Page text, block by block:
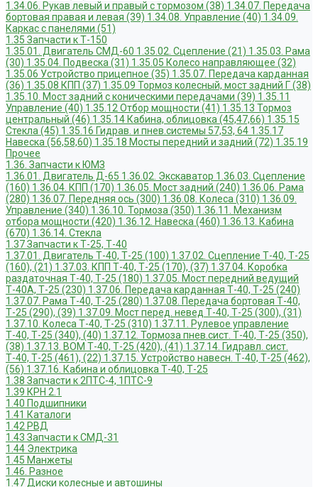
1.34.06. Рукав левый и правый с тормозом (38) 1.34.07. Передача
бортовая правая и левая (39) 1.34.08. Управление (40) 1.34.09.
Каркас с панелями (51)
1.35 Запчасти к Т-150
1.35.01. Двигатель СМД-60 1.35.02. Сцепление (21) 1.35.03. Рама
(30) 1.35.04. Подвеска (31) 1.35.05 Колесо направляющее (32)
1.35.06 Устройство прицепное (35) 1.35.07. Передача карданная
(36) 1.35.08 КПП (37) 1.35.09 Тормоз колесный, мост задний Г (38)
1.35.10. Мост задний с коническими передачами (39) 1.35.11
Управление (40) 1.35.12 Отбор мощности (41) 1.35.13 Тормоз
центральный (46) 1.35.14 Кабина, облицовка (45,47,66) 1.35.15
Стекла (45) 1.35.16 Гидрав. и пнев.системы 57,53, 64 1.35.17
Навеска (56,58,60) 1.35.18 Мосты передний и задний (72) 1.35.19
Прочее
1.36. Запчасти к ЮМЗ
1.36.01. Двигатель Д-65 1.36.02. Экскаватор 1.36.03. Сцепление
(160) 1.36.04. КПП (170) 1.36.05. Мост задний (240) 1.36.06. Рама
(280) 1.36.07. Передняя ось (300) 1.36.08. Колеса (310) 1.36.09.
Управление (340) 1.36.10. Тормоза (350) 1.36.11. Механизм
отбора мощности (420) 1.36.12. Навеска (460) 1.36.13. Кабина
(670) 1.36.14. Стекла
1.37 Запчасти к Т-25, Т-40
1.37.01. Двигатель Т-40, Т-25 (100) 1.37.02. Сцепление Т-40, Т-25
(160), (21) 1.37.03. КПП Т-40, Т-25 (170), (37) 1.37.04. Коробка
раздаточная Т-40, Т-25 (180) 1.37.05. Мост передний ведущий
Т-40А, Т-25 (230) 1.37.06. Передача карданная Т-40, Т-25 (240)
1.37.07. Рама Т-40, Т-25 (280) 1.37.08. Передача бортовая Т-40,
Т-25 (290), (39) 1.37.09. Мост перед. невед Т-40, Т-25 (300), (31)
1.37.10. Колеса Т-40, Т-25 (310) 1.37.11. Рулевое управление
Т-40, Т-25 (340), (40) 1.37.12. Тормоза пнев.сист. Т-40, Т-25 (350),
(38) 1.37.13. ВОМ Т-40, Т-25 (420), (41) 1.37.14. Гидравл. сист.
Т-40, Т-25 (461), (22) 1.37.15. Устройство навесн. Т-40, Т-25 (462),
(56) 1.37.16. Кабина и облицовка Т-40, Т-25
1.38 Запчасти к 2ПТС-4, 1ПТС-9
1.39 КРН 2.1
1.40 Подшипники
1.41 Каталоги
1.42 РВД
1.43 Запчасти к СМД-31
1.44 Электрика
1.45 Манжеты
1.46. Разное
1.47 Диски колесные и автошины